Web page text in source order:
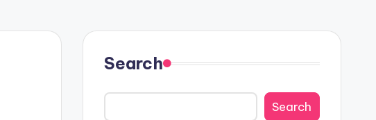
Search
Search